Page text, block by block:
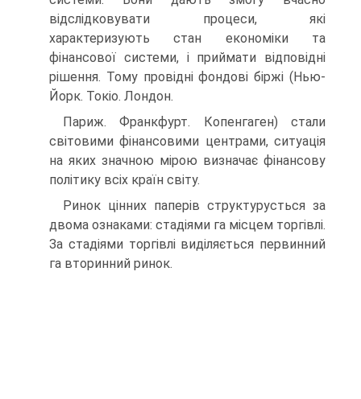
відслідковувати процеси, які
характеризують стан економіки та
фінансової системи, і приймати відповідні
рішення. Тому провідні фондові біржі (Нью-
Йорк. Токіо. Лондон.
Париж. Франкфурт. Копенгаген) стали
світовими фінансовими центрами, ситуація
на яких значною мірою визначає фінансову
політику всіх країн світу.
Ринок цінних паперів структурусться за
двома ознаками: стадіями га місцем торгівлі.
За стадіями торгівлі виділяється первинний
га вторинний ринок.